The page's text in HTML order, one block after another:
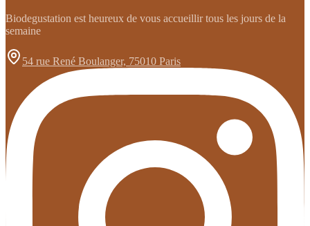
Biodegustation est heureux de vous accueillir tous les jours de la
semaine
54 rue René Boulanger, 75010 Paris